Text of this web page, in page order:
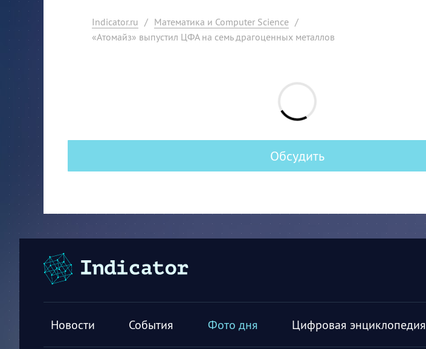
Indicator.ru / Математика и Computer Science /
«Атомайз» выпустил ЦФА на семь драгоценных металлов
Обсудить
Новости События Фото дня Цифровая энциклопедия